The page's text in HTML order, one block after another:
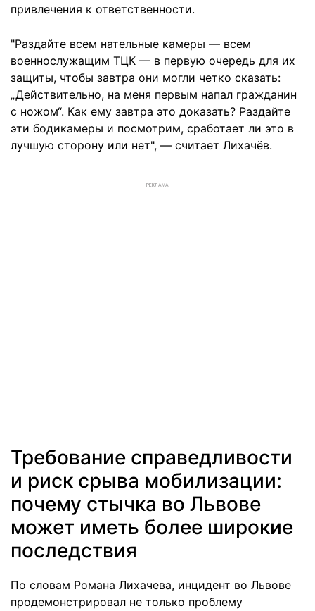
привлечения к ответственности.
"Раздайте всем нательные камеры — всем
военнослужащим ТЦК — в первую очередь для их
защиты, чтобы завтра они могли четко сказать:
„Действительно, на меня первым напал гражданин
с ножом“. Как ему завтра это доказать? Раздайте
эти бодикамеры и посмотрим, сработает ли это в
лучшую сторону или нет", — считает Лихачёв.
РЕКЛАМА
Требование справедливости
и риск срыва мобилизации:
почему стычка во Львове
может иметь более широкие
последствия
По словам Романа Лихачева, инцидент во Львове
продемонстрировал не только проблему